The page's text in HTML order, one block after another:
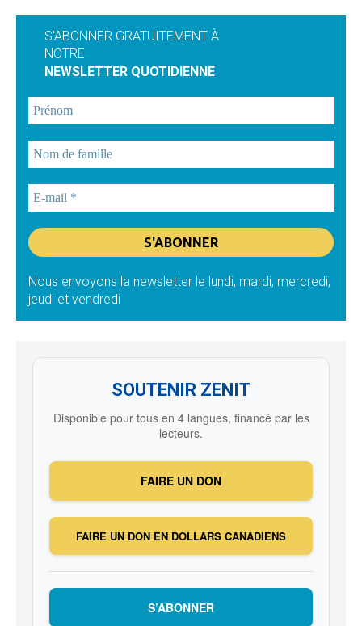
S'ABONNER GRATUITEMENT À
NOTRE
NEWSLETTER QUOTIDIENNE
Nous envoyons la newsletter le lundi, mardi, mercredi,
jeudi et vendredi
SOUTENIR ZENIT
Disponible pour tous en 4 langues, financé par les
lecteurs.
FAIRE UN DON
FAIRE UN DON EN DOLLARS CANADIENS
S’ABONNER